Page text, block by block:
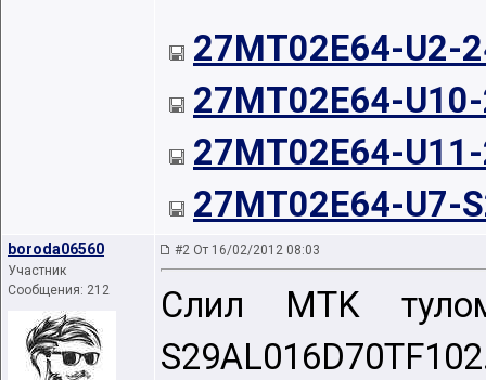
27MT02E64-U2-
27MT02E64-
27MT02E64-
27MT02E64-U7-
boroda06560
Участник
Сообщения: 212
#2 От 16/02/2012 08:03
Слил MTK